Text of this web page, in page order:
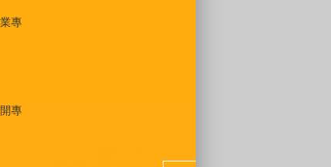
專
專